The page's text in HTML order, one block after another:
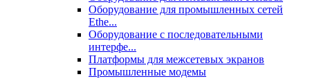
Оборудование для промышленных сетей
Ethe...
Оборудование с последовательными
интерфе...
Платформы для межсетевых экранов
Промышленные модемы